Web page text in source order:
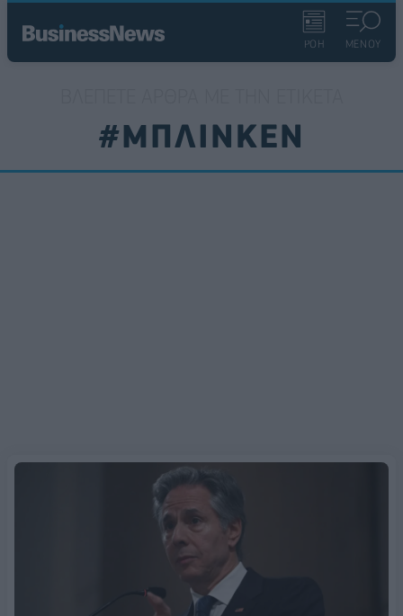
ΡΟΗ ΜΕΝΟΥ
#ΜΠΛΙΝΚΕΝ